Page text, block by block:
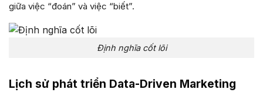
giữa việc “đoán” và việc “biết”.
Định nghĩa cốt lõi
Lịch sử phát triển Data-Driven Marketing